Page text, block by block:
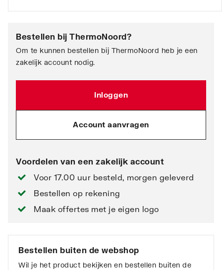
Bestellen bij ThermoNoord?
Om te kunnen bestellen bij ThermoNoord heb je een
zakelijk account nodig.
Inloggen
Account aanvragen
Voordelen van een zakelijk account
Voor 17.00 uur besteld, morgen geleverd
Bestellen op rekening
Maak offertes met je eigen logo
Bestellen buiten de webshop
Wil je het product bekijken en bestellen buiten de